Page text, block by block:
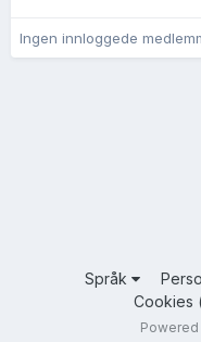
Ingen innloggede
Språk
Cookies